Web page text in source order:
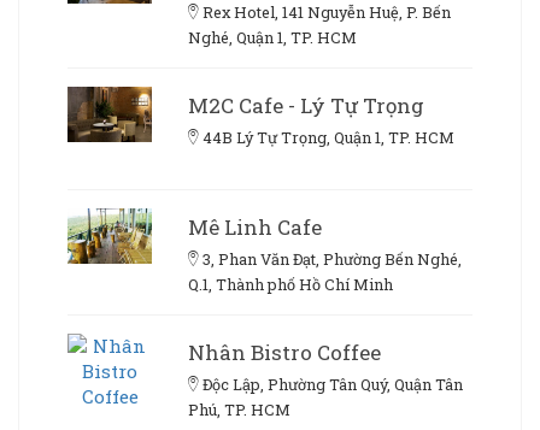
Rex Hotel, 141 Nguyễn Huệ, P. Bến
Nghé, Quận 1, TP. HCM
M2C Cafe - Lý Tự Trọng
44B Lý Tự Trọng, Quận 1, TP. HCM
Mê Linh Cafe
3, Phan Văn Đạt, Phường Bến Nghé,
Q.1, Thành phố Hồ Chí Minh
Nhân Bistro Coffee
Độc Lập, Phường Tân Quý, Quận Tân
Phú, TP. HCM